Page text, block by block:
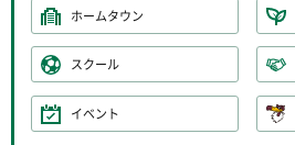
ホームタウン
スクール
イベント